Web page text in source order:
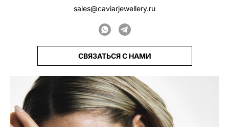
sales@caviarjewellery.ru
СВЯЗАТЬСЯ С НАМИ